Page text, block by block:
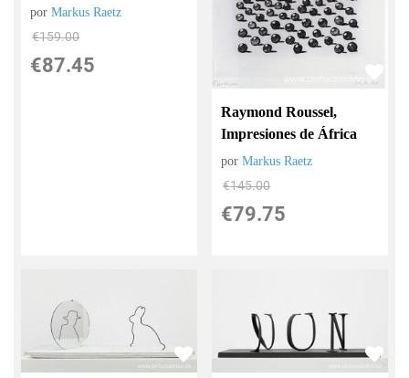
porMarkus Raetz
€159.00
€87.45
Raymond Roussel,
Impresiones de África
porMarkus Raetz
€145.00
€79.75